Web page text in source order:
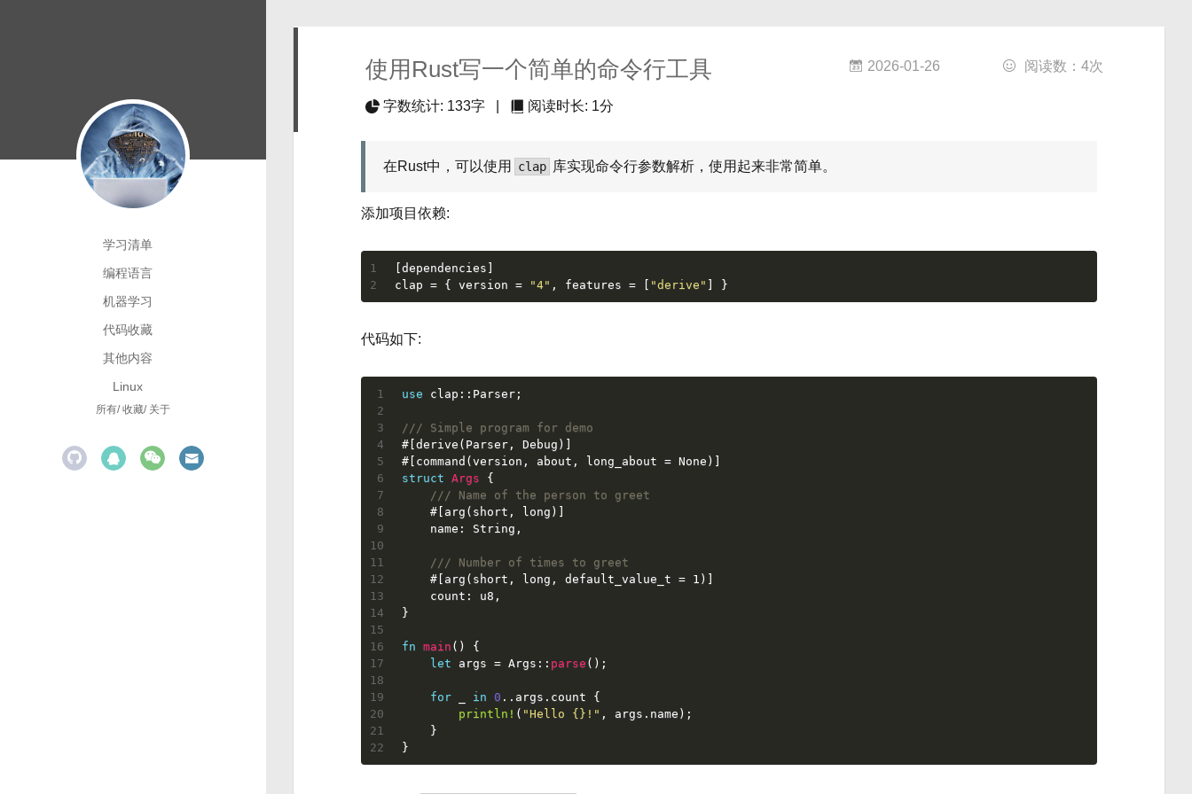
学习清单
编程语言
机器学习
代码收藏
其他内容
Linux
所有 收藏 关于
使用Rust写一个简单的命令行工具 阅读数： 4次
2026-01-26
字数统计: 133字 阅读时长: 1分
在Rust中，可以使用 clap 库实现命令行参数解析，使用起来非常简单。
添加项目依赖:
1
2
[dependencies]
clap = { version = "4" , features = [ "derive" ] }
代码如下:
1
2
3
4
5
6
7
8
9
10
11
12
13
14
15
16
17
18
19
20
21
22
use clap::Parser;
/// Simple program for demo
#[derive(Parser, Debug)]
#[command(version, about, long_about = None)]
struct Args {
/// Name of the person to greet
#[arg(short, long)]
    name:
String ,
/// Number of times to greet
#[arg(short, long, default_value_t = 1)]
    count:
u8 ,
}
fn main () {
let
args = Args:: parse ();
for in 0 ..args.count {
println! ( "Hello {}!" , args.name);
    }
}